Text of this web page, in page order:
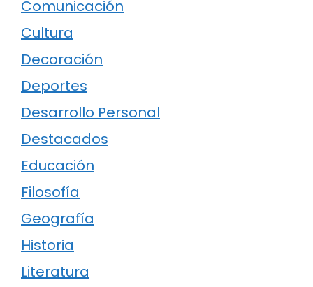
Comunicación
Cultura
Decoración
Deportes
Desarrollo Personal
Destacados
Educación
Filosofía
Geografía
Historia
Literatura